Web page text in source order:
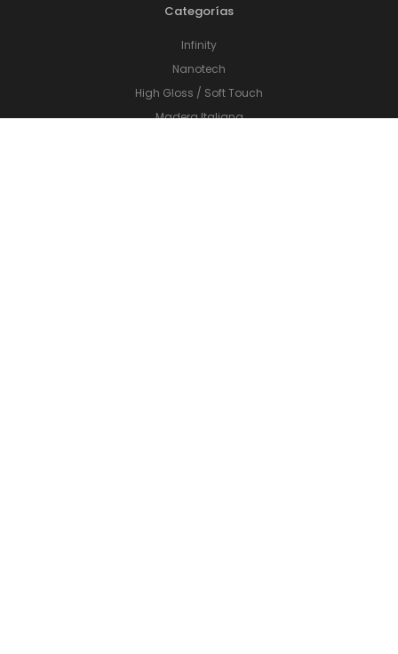
Categorías
Infinity
Nanotech
High Gloss / Soft Touch
Madera Italiana